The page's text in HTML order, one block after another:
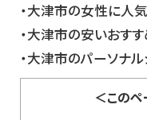
・大津市の女性に人
・大津市の安いおす
・大津市のパーソナ
＜この